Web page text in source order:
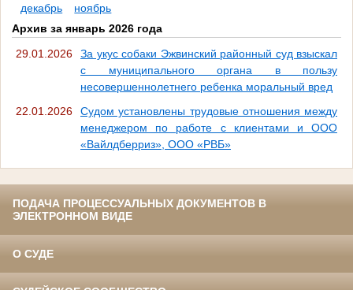
декабрь
ноябрь
Архив за январь 2026 года
29.01.2026
За укус собаки Эжвинский районный суд взыскал
с муниципального органа в пользу
несовершеннолетнего ребенка моральный вред
22.01.2026
Судом установлены трудовые отношения между
менеджером по работе с клиентами и ООО
«Вайлдберриз», ООО «РВБ»
ПОДАЧА ПРОЦЕССУАЛЬНЫХ ДОКУМЕНТОВ В
ЭЛЕКТРОННОМ ВИДЕ
О СУДЕ